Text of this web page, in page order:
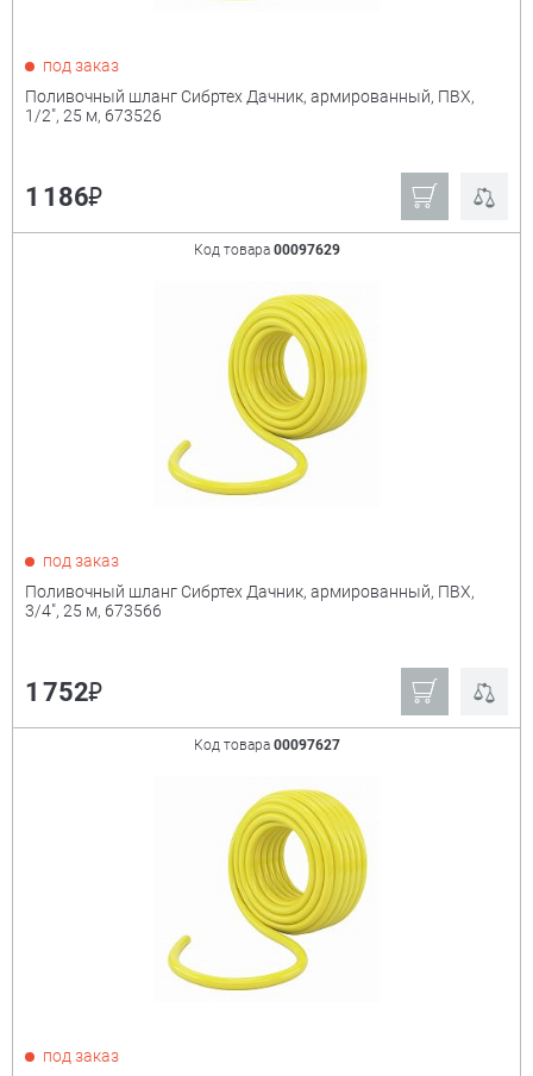
под заказ
Поливочный шланг Сибртех Дачник, армированный, ПВХ,
1/2", 25 м, 673526
1 186₽
Код товара 00097629
под заказ
Поливочный шланг Сибртех Дачник, армированный, ПВХ,
3/4", 25 м, 673566
1 752₽
Код товара 00097627
под заказ